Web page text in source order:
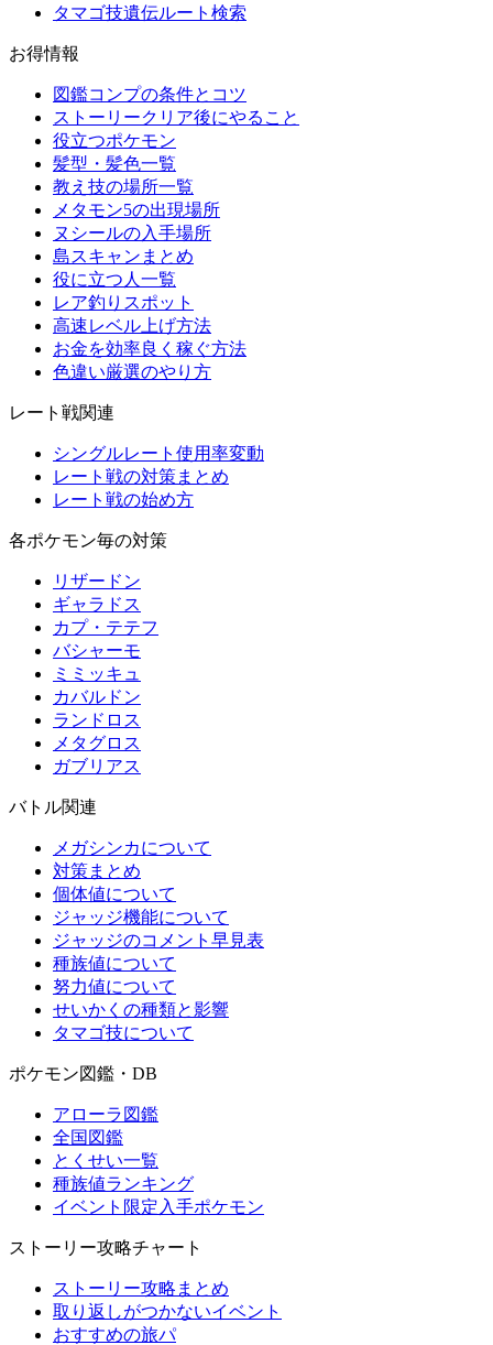
タマゴ技遺伝ルート検索
お得情報
図鑑コンプの条件とコツ
ストーリークリア後にやること
役立つポケモン
髪型・髪色一覧
教え技の場所一覧
メタモン5の出現場所
ヌシールの入手場所
島スキャンまとめ
役に立つ人一覧
レア釣りスポット
高速レベル上げ方法
お金を効率良く稼ぐ方法
色違い厳選のやり方
レート戦関連
シングルレート使用率変動
レート戦の対策まとめ
レート戦の始め方
各ポケモン毎の対策
リザードン
ギャラドス
カプ・テテフ
バシャーモ
ミミッキュ
カバルドン
ランドロス
メタグロス
ガブリアス
バトル関連
メガシンカについて
対策まとめ
個体値について
ジャッジ機能について
ジャッジのコメント早見表
種族値について
努力値について
せいかくの種類と影響
タマゴ技について
ポケモン図鑑・DB
アローラ図鑑
全国図鑑
とくせい一覧
種族値ランキング
イベント限定入手ポケモン
ストーリー攻略チャート
ストーリー攻略まとめ
取り返しがつかないイベント
おすすめの旅パ